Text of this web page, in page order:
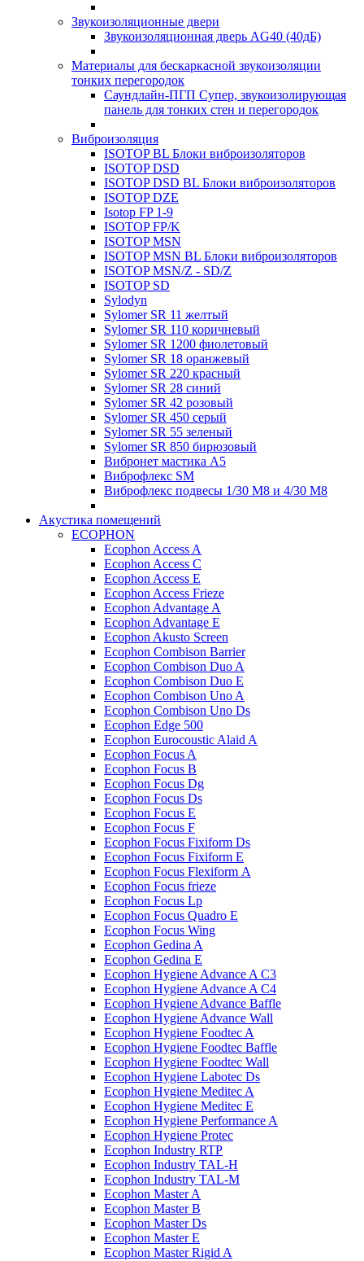
Звукоизоляционные двери
Звукоизоляционная дверь AG40 (40дБ)
Материалы для бескаркасной звукоизоляции
тонких перегородок
Саундлайн-ПГП Супер, звукоизолирующая
панель для тонких стен и перегородок
Виброизоляция
ISOTOP BL Блоки виброизоляторов
ISOTOP DSD
ISOTOP DSD BL Блоки виброизоляторов
ISOTOP DZE
Isotop FP 1-9
ISOTOP FP/K
ISOTOP MSN
ISOTOP MSN BL Блоки виброизоляторов
ISOTOP MSN/Z - SD/Z
ISOTOP SD
Sylodyn
Sylomer SR 11 желтый
Sylomer SR 110 коричневый
Sylomer SR 1200 фиолетовый
Sylomer SR 18 оранжевый
Sylomer SR 220 красный
Sylomer SR 28 синий
Sylomer SR 42 розовый
Sylomer SR 450 серый
Sylomer SR 55 зеленый
Sylomer SR 850 бирюзовый
Вибронет мастика А5
Виброфлекс SM
Виброфлекс подвесы 1/30 М8 и 4/30 М8
Акустика помещений
ECOPHON
Ecophon Access A
Ecophon Access C
Ecophon Access E
Ecophon Access Frieze
Ecophon Advantage A
Ecophon Advantage E
Ecophon Akusto Screen
Ecophon Combison Barrier
Ecophon Combison Duo A
Ecophon Combison Duo E
Ecophon Combison Uno A
Ecophon Combison Uno Ds
Ecophon Edge 500
Ecophon Eurocoustic Alaid A
Ecophon Focus A
Ecophon Focus B
Ecophon Focus Dg
Ecophon Focus Ds
Ecophon Focus E
Ecophon Focus F
Ecophon Focus Fixiform Ds
Ecophon Focus Fixiform E
Ecophon Focus Flexiform А
Ecophon Focus frieze
Ecophon Focus Lp
Ecophon Focus Quаdro E
Ecophon Focus Wing
Ecophon Gedina A
Ecophon Gedina E
Ecophon Hygiene Advance A C3
Ecophon Hygiene Advance A C4
Ecophon Hygiene Advance Baffle
Ecophon Hygiene Advance Wall
Ecophon Hygiene Foodtec A
Ecophon Hygiene Foodtec Baffle
Ecophon Hygiene Foodtec Wall
Ecophon Hygiene Labotec Ds
Ecophon Hygiene Meditec A
Ecophon Hygiene Meditec E
Ecophon Hygiene Performance A
Ecophon Hygiene Proteс
Ecophon Industry RTP
Ecophon Industry TAL-H
Ecophon Industry TAL-M
Ecophon Master A
Ecophon Master B
Ecophon Master Ds
Ecophon Master E
Ecophon Master Rigid A